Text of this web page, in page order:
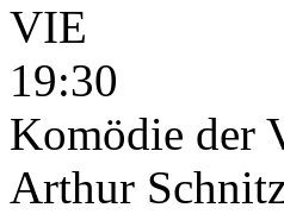
VIE
19:30
Komödie der
Arthur